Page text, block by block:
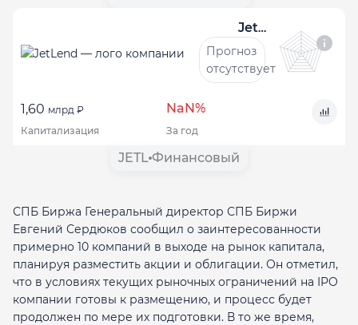
JetLend
Прогноз
отсутствует
1,60 млрд ₽ NaN%
Капитализация За год
JETL Финансовый
СПБ Биржа Генеральный директор СПБ Биржи
Евгений Сердюков сообщил о заинтересованности
примерно 10 компаний в выходе на рынок капитала,
планируя разместить акции и облигации. Он отметил,
что в условиях текущих рыночных ограничений на IPO
компании готовы к размещению, и процесс будет
продолжен по мере их подготовки. В то же время,